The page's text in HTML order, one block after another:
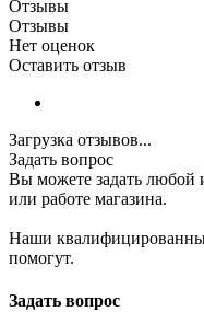
Отзывы
Отзывы
Нет оценок
Оставить отзыв
Загрузка отзывов...
Задать вопрос
Вы можете задать любой
или работе магазина.
Наши
помогут.
Задать вопрос